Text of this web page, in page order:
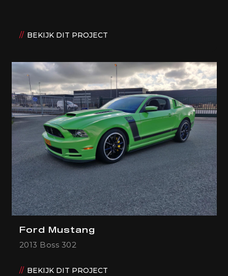
BEKIJK DIT PROJECT
Ford Mustang
2013 Boss 302
BEKIJK DIT PROJECT